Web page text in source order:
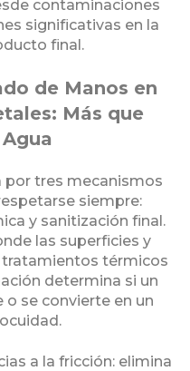
contaminaciones
significativas en la
final.
de Manos en
Más que
por tres mecanismos
siempre:
y sanitización final.
las superficies y
térmicos
determina si un
o se convierte en un
a la fricción: elimina